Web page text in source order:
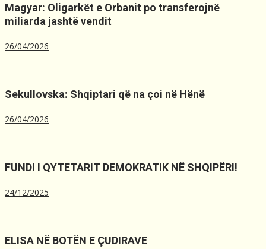
Magyar: Oligarkët e Orbanit po transferojnë
miliarda jashtë vendit
26/04/2026
Sekullovska: Shqiptari që na çoi në Hënë
26/04/2026
FUNDI I QYTETARIT DEMOKRATIK NË SHQIPËRI!
24/12/2025
ELISA NË BOTËN E ÇUDIRAVE